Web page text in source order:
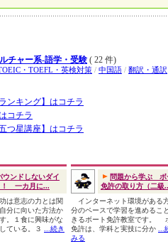
チャー系-語学・受験 ( 22 件)
・TOEFL・英検対策 / 中国語 / 翻訳・通訳
ンキング】はコチラ
コチラ
つ星講座】はコチラ
ウンドしないダイ
！ 一カ月に...
は意志の力とは関
分に向いた方法か
。１食に興味がな
ている。３
...続き
問題から学ぶ ボ
免許の取り方（二級
インターネット環境がある
分のペースで学習を進めるこ
きるボート免許教室です。
免許は、学科と実技に分か
みる